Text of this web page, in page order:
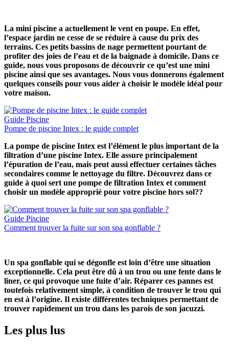
La mini piscine a actuellement le vent en poupe. En effet,
l’espace jardin ne cesse de se réduire à cause du prix des
terrains. Ces petits bassins de nage permettent pourtant de
profiter des joies de l’eau et de la baignade à domicile. Dans ce
guide, nous vous proposons de découvrir ce qu’est une mini
piscine ainsi que ses avantages. Nous vous donnerons également
quelques conseils pour vous aider à choisir le modèle idéal pour
votre maison.
Guide Piscine
Pompe de piscine Intex : le guide complet
La pompe de piscine Intex est l’élément le plus important de la
filtration d’une piscine Intex. Elle assure principalement
l’épuration de l’eau, mais peut aussi effectuer certaines tâches
secondaires comme le nettoyage du filtre. Découvrez dans ce
guide à quoi sert une pompe de filtration Intex et comment
choisir un modèle approprié pour votre piscine hors sol??
Guide Piscine
Comment trouver la fuite sur son spa gonflable ?
Un spa gonflable qui se dégonfle est loin d’être une situation
exceptionnelle. Cela peut être dû à un trou ou une fente dans le
liner, ce qui provoque une fuite d’air. Réparer ces pannes est
toutefois relativement simple, à condition de trouver le trou qui
en est à l’origine. Il existe différentes techniques permettant de
trouver rapidement un trou dans les parois de son jacuzzi.
Les plus lus